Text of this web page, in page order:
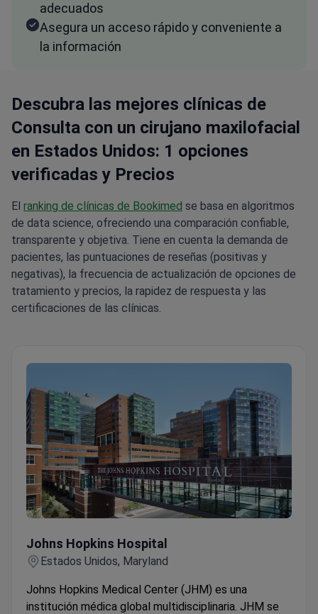
adecuados
Asegura un acceso rápido y conveniente a
la información
Descubra las mejores clínicas de
Consulta con un cirujano maxilofacial
en Estados Unidos: 1 opciones
verificadas y Precios
El ranking de clínicas de Bookimed se basa en algoritmos
de data science, ofreciendo una comparación confiable,
transparente y objetiva. Tiene en cuenta la demanda de
pacientes, las puntuaciones de reseñas (positivas y
negativas), la frecuencia de actualización de opciones de
tratamiento y precios, la rapidez de respuesta y las
certificaciones de las clínicas.
Johns Hopkins Hospital
Estados Unidos, Maryland
Johns Hopkins Medical Center (JHM) es una
institución médica global multidisciplinaria. JHM se